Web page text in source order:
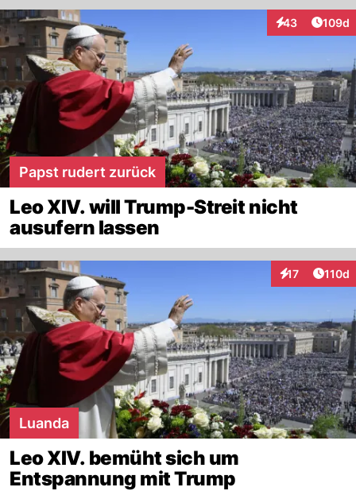
43
Interaktionen
109d
Papst rudert zurück
Leo XIV. will Trump-Streit nicht
ausufern lassen
17
Interaktionen
110d
Luanda
Leo XIV. bemüht sich um
Entspannung mit Trump